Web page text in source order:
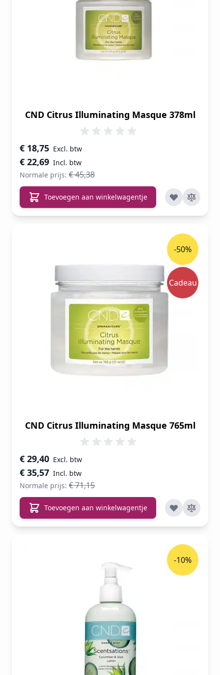
CND Citrus Illuminating Masque 378ml
Speciale prijs
€ 22,69
€ 18,75
Normale prijs: € 45,38
Toevoegen aan winkelwagentje
CND Citrus Illuminating Masque 765ml
Speciale prijs
€ 35,57
€ 29,40
Normale prijs: € 71,15
-50%
Cadeau
Toevoegen aan winkelwagentje
-10%